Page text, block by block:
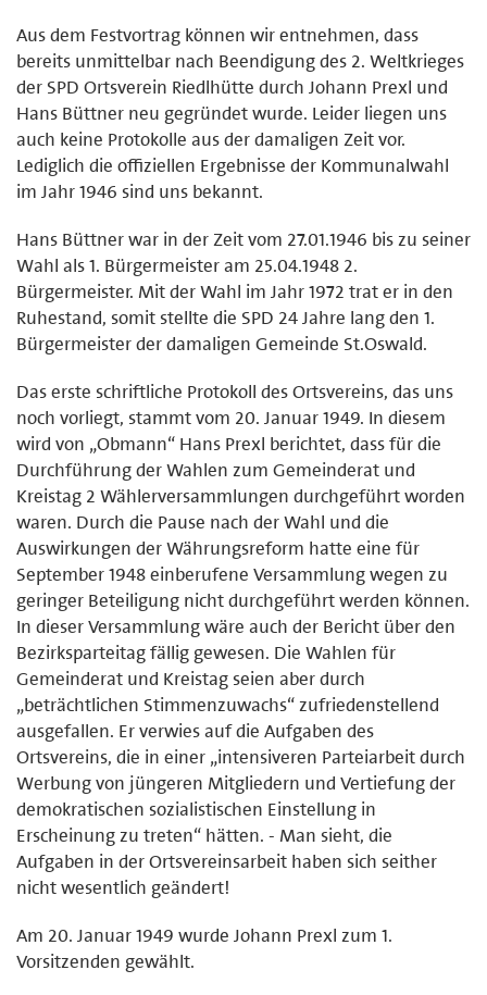
Aus dem Festvortrag können wir entnehmen, dass
bereits unmittelbar nach Beendigung des 2. Weltkrieges
der SPD Ortsverein Riedlhütte durch Johann Prexl und
Hans Büttner neu gegründet wurde. Leider liegen uns
auch keine Protokolle aus der damaligen Zeit vor.
Lediglich die offiziellen Ergebnisse der Kommunalwahl
im Jahr 1946 sind uns bekannt.
Hans Büttner war in der Zeit vom 27.01.1946 bis zu seiner
Wahl als 1. Bürgermeister am 25.04.1948 2.
Bürgermeister. Mit der Wahl im Jahr 1972 trat er in den
Ruhestand, somit stellte die SPD 24 Jahre lang den 1.
Bürgermeister der damaligen Gemeinde St.Oswald.
Das erste schriftliche Protokoll des Ortsvereins, das uns
noch vorliegt, stammt vom 20. Januar 1949. In diesem
wird von „Obmann“ Hans Prexl berichtet, dass für die
Durchführung der Wahlen zum Gemeinderat und
Kreistag 2 Wählerversammlungen durchgeführt worden
waren. Durch die Pause nach der Wahl und die
Auswirkungen der Währungsreform hatte eine für
September 1948 einberufene Versammlung wegen zu
geringer Beteiligung nicht durchgeführt werden können.
In dieser Versammlung wäre auch der Bericht über den
Bezirksparteitag fällig gewesen. Die Wahlen für
Gemeinderat und Kreistag seien aber durch
„beträchtlichen Stimmenzuwachs“ zufriedenstellend
ausgefallen. Er verwies auf die Aufgaben des
Ortsvereins, die in einer „intensiveren Parteiarbeit durch
Werbung von jüngeren Mitgliedern und Vertiefung der
demokratischen sozialistischen Einstellung in
Erscheinung zu treten“ hätten. - Man sieht, die
Aufgaben in der Ortsvereinsarbeit haben sich seither
nicht wesentlich geändert!
Am 20. Januar 1949 wurde Johann Prexl zum 1.
Vorsitzenden gewählt.